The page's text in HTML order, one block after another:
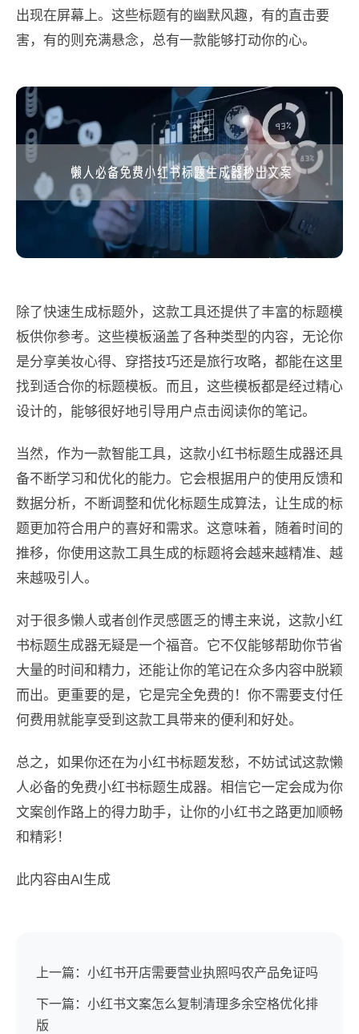
出现在屏幕上。这些标题有的幽默风趣，有的直击要
害，有的则充满悬念，总有一款能够打动你的心。
除了快速生成标题外，这款工具还提供了丰富的标题模
板供你参考。这些模板涵盖了各种类型的内容，无论你
是分享美妆心得、穿搭技巧还是旅行攻略，都能在这里
找到适合你的标题模板。而且，这些模板都是经过精心
设计的，能够很好地引导用户点击阅读你的笔记。
当然，作为一款智能工具，这款小红书标题生成器还具
备不断学习和优化的能力。它会根据用户的使用反馈和
数据分析，不断调整和优化标题生成算法，让生成的标
题更加符合用户的喜好和需求。这意味着，随着时间的
推移，你使用这款工具生成的标题将会越来越精准、越
来越吸引人。
对于很多懒人或者创作灵感匮乏的博主来说，这款小红
书标题生成器无疑是一个福音。它不仅能够帮助你节省
大量的时间和精力，还能让你的笔记在众多内容中脱颖
而出。更重要的是，它是完全免费的！你不需要支付任
何费用就能享受到这款工具带来的便利和好处。
总之，如果你还在为小红书标题发愁，不妨试试这款懒
人必备的免费小红书标题生成器。相信它一定会成为你
文案创作路上的得力助手，让你的小红书之路更加顺畅
和精彩！
此内容由AI生成
上一篇：小红书开店需要营业执照吗农产品免证吗
下一篇：小红书文案怎么复制清理多余空格优化排
版